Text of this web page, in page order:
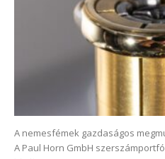
A nemesfémek gazdaságos
A Paul Horn GmbH